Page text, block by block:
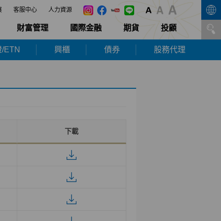
客服中心 人力資源
財富管理 國際金融 期貨 投顧
ETN 興櫃 債券 股務代理
下載